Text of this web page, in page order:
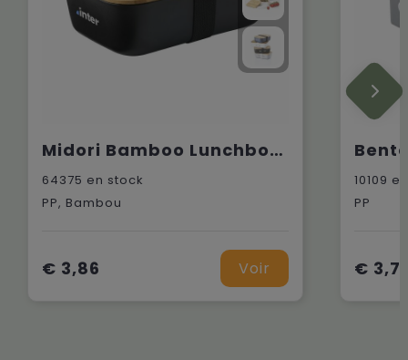
Midori Bamboo Lunchbox boîte à lunch
64375 en stock
PP, Bambou
€ 3,86 Voir
10109
PP
€